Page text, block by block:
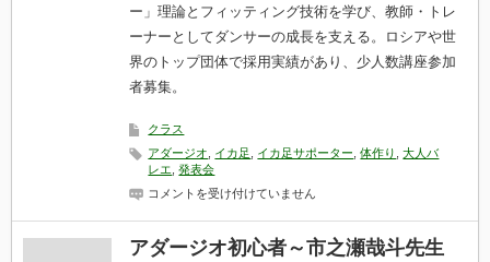
ー」理論とフィッティング技術を学び、教師・トレ
ーナーとしてダンサーの成長を支える。ロシアや世
界のトップ団体で採用実績があり、少人数講座参加
者募集。
クラス
アダージオ
イカ足 イカ足サポーター ,体作り ,大人バ
レエ ,発表会
米
70
名
ダ
コメントを受け付けていません
アダージオ初心者～市之瀬哉斗先生